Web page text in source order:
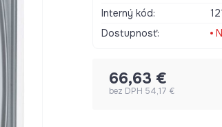
Interný kód:
Dostupnosť:
66,63 €
bez DPH 54,17 €